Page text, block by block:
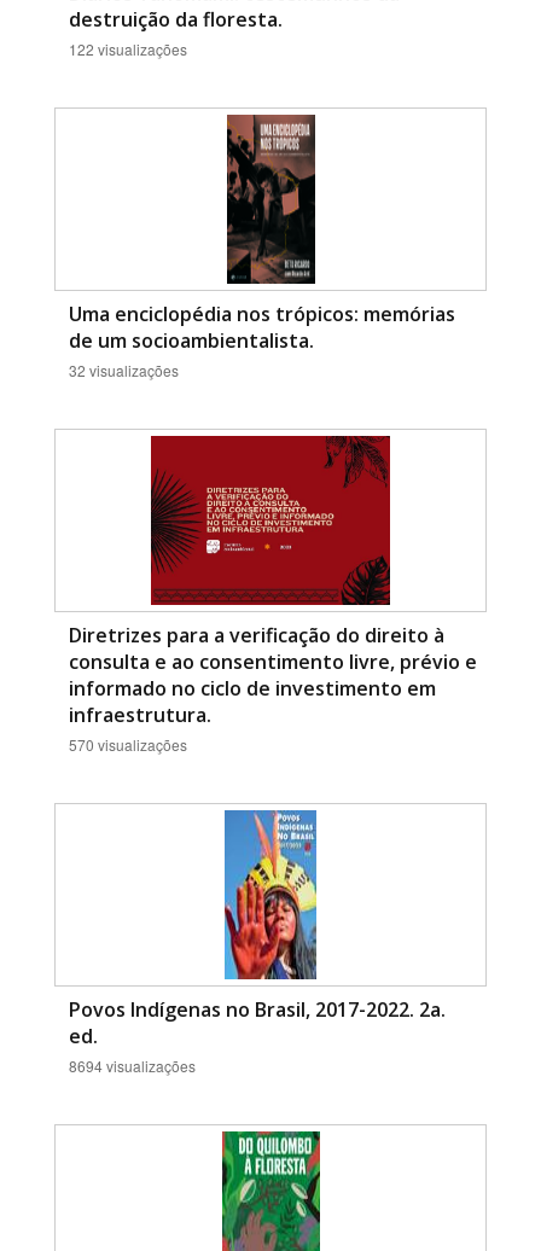
destruição da floresta.
122 visualizações
Uma enciclopédia nos trópicos: memórias
de um socioambientalista.
32 visualizações
Diretrizes para a verificação do direito à
consulta e ao consentimento livre, prévio e
informado no ciclo de investimento em
infraestrutura.
570 visualizações
Povos Indígenas no Brasil, 2017-2022. 2a.
ed.
8694 visualizações